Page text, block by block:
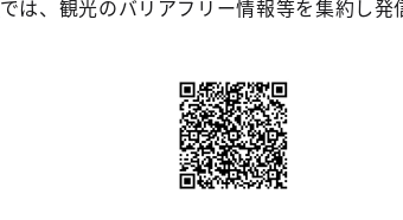
では、観光のバリアフリー情報等を集約し発